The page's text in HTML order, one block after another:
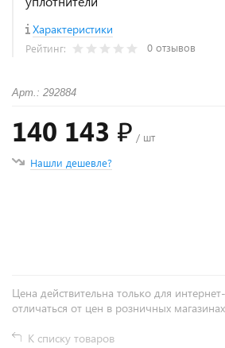
Характеристики
Рейтинг: 0 отзывов
Арт.: 292884
140 143 ₽ / шт
Нашли дешевле?
Цена действительна только для
отличаться от цен в розничных
К списку товаров